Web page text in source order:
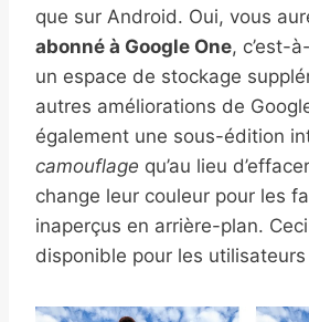
que sur Android. Oui, vous
abonné à Google One, c’est-
un espace de stockage
autres améliorations de
également une sous-édition
camouflage qu’au lieu
change leur couleur pour les
inaperçus en arrière-plan. Ceci
disponible pour les utilisateurs